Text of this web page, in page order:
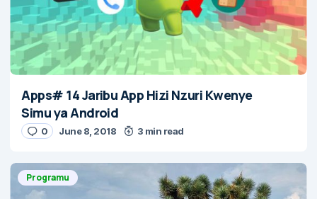
Apps# 14 Jaribu App Hizi Nzuri Kwenye
Simu ya Android
0 June 8, 2018 3 min read
Programu